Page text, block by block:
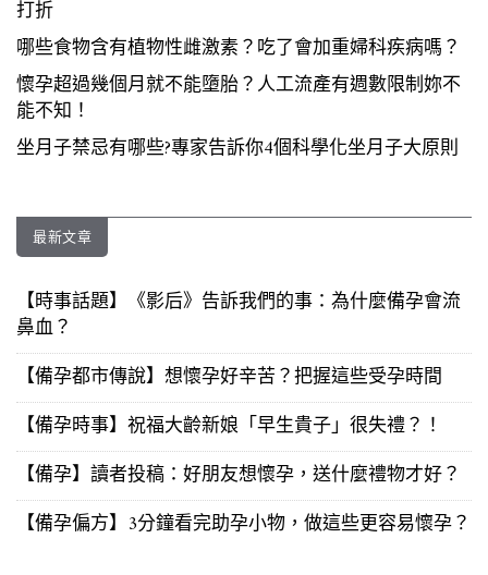
打折
哪些食物含有植物性雌激素？吃了會加重婦科疾病嗎？
懷孕超過幾個月就不能墮胎？人工流產有週數限制妳不
能不知！
坐月子禁忌有哪些?專家告訴你4個科學化坐月子大原則
最新文章
【時事話題】《影后》告訴我們的事：為什麼備孕會流
鼻血？
【備孕都市傳說】想懷孕好辛苦？把握這些受孕時間
【備孕時事】祝福大齡新娘「早生貴子」很失禮？！
【備孕】讀者投稿：好朋友想懷孕，送什麼禮物才好？
【備孕偏方】3分鐘看完助孕小物，做這些更容易懷孕？